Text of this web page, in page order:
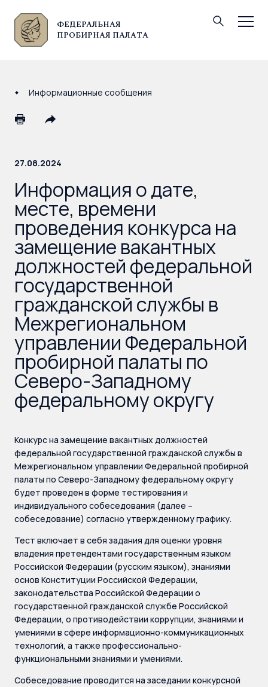
ФЕДЕРАЛЬНАЯ
ПРОБИРНАЯ ПАЛАТА
© Федеральная пробирная палата, 2026
Информационные сообщения
27.08.2024
Информация о дате,
месте, времени
проведения конкурса на
замещение вакантных
должностей федеральной
государственной
гражданской службы в
Межрегиональном
управлении Федеральной
пробирной палаты по
Северо-Западному
федеральному округу
Конкурс на замещение вакантных должностей
федеральной государственной гражданской службы в
Межрегиональном управлении Федеральной пробирной
палаты по Северо-Западному федеральному округу
будет проведен в форме тестирования и
индивидуального собеседования (далее –
собеседование) согласно утвержденному графику.
Тест включает в себя задания для оценки уровня
владения претендентами государственным языком
Российской Федерации (русским языком), знаниями
основ Конституции Российской Федерации,
законодательства Российской Федерации о
государственной гражданской службе Российской
Федерации, о противодействии коррупции, знаниями и
умениями в сфере информационно-коммуникационных
технологий, а также профессионально-
функциональными знаниями и умениями.
Собеседование проводится на заседании конкурсной